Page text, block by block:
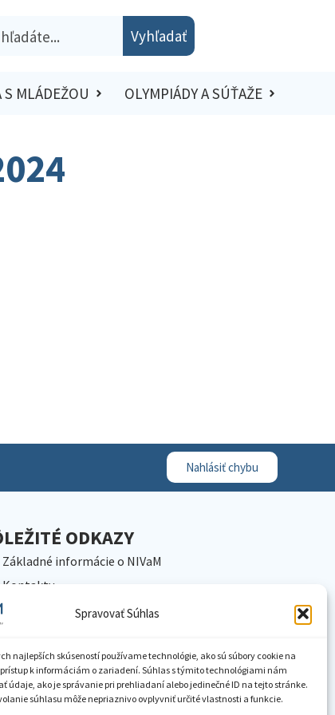
Spravovať Súhlas
najlepších skúseností používame technológie, ako sú súbory cookie na
k informáciám o zariadení. Súhlas s týmito technológiami nám
údaje, ako je správanie pri prehliadaní alebo jedinečné ID na tejto stránke.
súhlasu môže nepriaznivo ovplyvniť určité vlastnosti a funkcie.
Vyhľadať
S MLÁDEŽOU OLYMPIÁDY A SÚŤAŽE
Nahlásiť chybu
ODKAZY
Základné informácie o NIVaM
Kontakty
Kariéra
Pracoviská NIVaM
Dokumenty inštitúcie
Knižnica